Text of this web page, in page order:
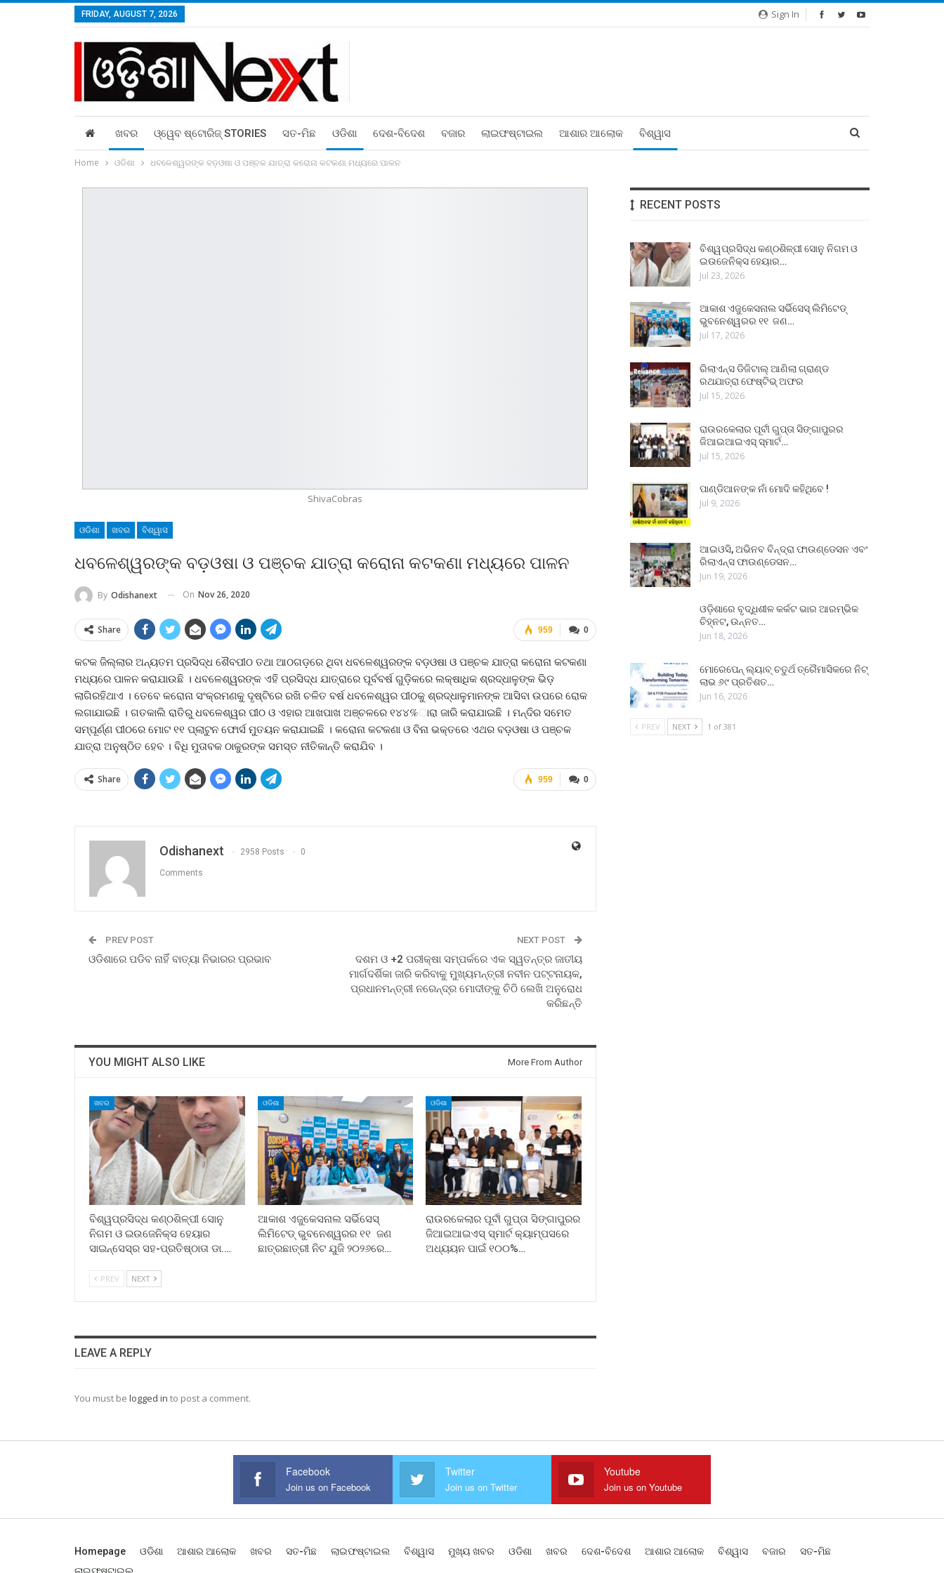
Sign In
FRIDAY, AUGUST 7, 2026
ଖବର ଓ୍ୱେବ ଷ୍ଟୋରିଜ୍‌ STORIES ସତ-ମିଛ ଓଡିଶା ଦେଶ-ବିଦେଶ ବଜାର ଲାଇଫଷ୍ଟାଇଲ ଆଶାର ଆଲୋକ ବିଶ୍ୱାସ
Home ଓଡିଶା ଧବଳେଶ୍ୱରଙ୍କ ବଡ଼ଓଷା ଓ ପଞ୍ଚକ ଯାତ୍ରା କରୋନା କଟକଣା ମଧ୍ୟରେ ପାଳନ
ShivaCobras
ଓଡିଶା ଖବର ବିଶ୍ୱାସ
ଧବଳେଶ୍ୱରଙ୍କ ବଡ଼ଓଷା ଓ ପଞ୍ଚକ ଯାତ୍ରା କରୋନା କଟକଣା ମଧ୍ୟରେ ପାଳନ
By Odishanext On Nov 26, 2020
0
959
Share
କଟକ ଜିଲ୍ଲାର ଅନ୍ୟତମ ପ୍ରସିଦ୍ଧ ଶୈବପୀଠ ତଥା ଆଠଗଡ଼ରେ ଥିବା ଧବଳେଶ୍ୱରଙ୍କ ବଡ଼ଓଷା ଓ ପଞ୍ଚକ ଯାତ୍ରା କରୋନା କଟକଣା
ମଧ୍ୟରେ ପାଳନ କରାଯାଉଛି । ଧବଳେଶ୍ୱରଙ୍କ ଏହି ପ୍ରସିଦ୍ଧ ଯାତ୍ରାରେ ପୂର୍ବବର୍ଷ ଗୁଡ଼ିକରେ ଲକ୍ଷାଧିକ ଶ୍ରଦ୍ଧାଳୁଙ୍କ ଭିଡ଼
ଲାଗିରହିଥାଏ । ତେବେ କରୋନା ସଂକ୍ରମଣକୁ ଦୃଷ୍ଟିରେ ରଖି ଚଳିତ ବର୍ଷ ଧବଳେଶ୍ୱର ପୀଠକୁ ଶ୍ରଦ୍ଧାଳୁମାନଙ୍କ ଆସିବା ଉପରେ ରୋକ
ଲଗାଯାଇଛି । ଗତକାଲି ରାତିରୁ ଧବଳେଶ୍ୱର ପୀଠ ଓ ଏହାର ଆଖପାଖ ଅଞ୍ଚଳରେ ୧୪୪%ାରା ଜାରି କରାଯାଇଛି । ମନ୍ଦିର ସମେତ
ସମ୍ପୂର୍ଣ୍ଣ ପୀଠରେ ମୋଟ ୧୧ ପ୍ଲାଟୁନ ଫୋର୍ସ ମୁତୟନ କରାଯାଇଛି । କରୋନା କଟକଣା ଓ ବିନା ଭକ୍ତରେ ଏଥର ବଡ଼ଓଷା ଓ ପଞ୍ଚକ
ଯାତ୍ରା ଅନୁଷ୍ଠିତ ହେବ । ବିଧି ମୁତାବକ ଠାକୁରଙ୍କ ସମସ୍ତ ନୀତିକାନ୍ତି କରାଯିବ ।
0
959
Share
Odishanext 2958 Posts 0
Comments
PREV POST
ଓଡିଶାରେ ପଡିବ ନାହିଁ ବାତ୍ୟା ନିଭାରର ପ୍ରଭାବ
NEXT POST
ଦଶମ ଓ +2 ପରୀକ୍ଷା ସମ୍ପର୍କରେ ଏକ ସ୍ୱତନ୍ତ୍ର ଜାତୀୟ
ମାର୍ଗଦର୍ଶିକା ଜାରି କରିବାକୁ ମୁଖ୍ୟମନ୍ତ୍ରୀ ନବୀନ ପଟ୍ଟନାୟକ,
ପ୍ରଧାନମନ୍ତ୍ରୀ ନରେନ୍ଦ୍ର ମୋଦୀଙ୍କୁ ଚିଠି ଲେଖି ଅନୁରୋଧ
କରିଛନ୍ତି
YOU MIGHT ALSO LIKE More From Author
ଖବର
ବିଶ୍ୱପ୍ରସିଦ୍ଧ କଣ୍ଠଶିଳ୍ପୀ ସୋନୁ
ନିଗମ ଓ ଇଉଜେନିକ୍ସ ହେୟାର
ସାଇନ୍ସେସ୍ର ସହ-ପ୍ରତିଷ୍ଠାତା ଡା.…
ଓଡିଶା
ଆକାଶ ଏଜୁକେସନାଲ ସର୍ଭିସେସ୍
ଲିମିଟେଡ୍ ଭୁବନେଶ୍ୱରର ୧୧ ଜଣ
ଛାତ୍ରଛାତ୍ରୀ ନିଟ ଯୁଜି ୨୦୨୬ରେ…
ଓଡିଶା
ରାଉରକେଲାର ପୂର୍ବୀ ଗୁପ୍ତା ସିଙ୍ଗାପୁରର
ଜିଆଇଆଇଏସ୍ ସ୍ମାର୍ଟ କ୍ୟାମ୍ପସରେ
ଅଧ୍ୟୟନ ପାଇଁ ୧୦୦%…
PREV NEXT
LEAVE A REPLY
You must be logged in to post a comment.
RECENT POSTS
ବିଶ୍ୱପ୍ରସିଦ୍ଧ କଣ୍ଠଶିଳ୍ପୀ ସୋନୁ ନିଗମ ଓ
ଇଉଜେନିକ୍ସ ହେୟାର…
Jul 23, 2026
ଆକାଶ ଏଜୁକେସନାଲ ସର୍ଭିସେସ୍ ଲିମିଟେଡ୍
ଭୁବନେଶ୍ୱରର ୧୧ ଜଣ…
Jul 17, 2026
ରିଲାଏନ୍ସ ଡିଜିଟାଲ୍ ଆଣିଲା ଗ୍ରାଣ୍ଡ
ରଥଯାତ୍ରା ଫେଷ୍ଟିଭ୍ ଅଫର
Jul 15, 2026
ରାଉରକେଲାର ପୂର୍ବୀ ଗୁପ୍ତା ସିଙ୍ଗାପୁରର
ଜିଆଇଆଇଏସ୍ ସ୍ମାର୍ଟ…
Jul 15, 2026
ପାଣ୍ଡିଆନଙ୍କ ନାଁ ମୋଦି କହିଥିବେ !
Jul 9, 2026
ଆଇଓସି, ଅଭିନବ ବିନ୍ଦ୍ରା ଫାଉଣ୍ଡେସନ ଏବଂ
ରିଲାଏନ୍ସ ଫାଉଣ୍ଡେସନ…
Jun 19, 2026
ଓଡ଼ିଶାରେ ବୃଦ୍ଧିଶୀଳ କର୍କଟ ଭାର ଆରମ୍ଭିକ
ଚିହ୍ନଟ, ଉନ୍ନତ…
Jun 18, 2026
ମୋରେପେନ୍ ଲ୍ୟାବ୍ ଚତୁର୍ଥ ତ୍ରୈମାସିକରେ ନିଟ୍
ଲାଭ ୬୯ ପ୍ରତିଶତ…
Jun 16, 2026
PREV NEXT 1 of 381
Facebook
Join us on Facebook
Twitter
Join us on Twitter
Youtube
Join us on Youtube
Homepage ଓଡିଶା ଆଶାର ଆଲୋକ ଖବର ସତ-ମିଛ ଲାଇଫଷ୍ଟାଇଲ ବିଶ୍ୱାସ ମୁଖ୍ୟ ଖବର ଓଡିଶା ଖବର ଦେଶ-ବିଦେଶ ଆଶାର ଆଲୋକ ବିଶ୍ୱାସ ବଜାର
ସତ-ମିଛ